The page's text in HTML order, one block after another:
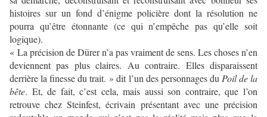
histoires sur un fond d’énigme policière dont la résolution ne
pourra qu’être étonnante (ce qui n’empêche pas qu’elle soit
logique).
« La précision de Dürer n’a pas vraiment de sens. Les choses n’en
deviennent pas plus claires. Au contraire. Elles disparaissent
derrière la finesse du trait. » dit l’un des personnages du Poil de la
bête. Et, de fait, c’est cela, mais aussi son contraire, que l’on
retrouve chez Steinfest, écrivain présentant avec une précision